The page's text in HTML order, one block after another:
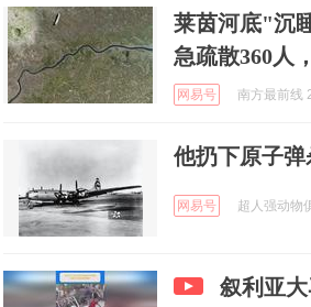
莱茵河底"沉
急疏散360人
网易号 南方最前线
他扔下原子
网易号 超人强动物
叙利亚